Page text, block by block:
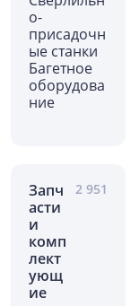
о-
присадочн
ые станки
Багетное
оборудова
ние
Запч
асти
и
комп
лект
ующ
ие
2 951